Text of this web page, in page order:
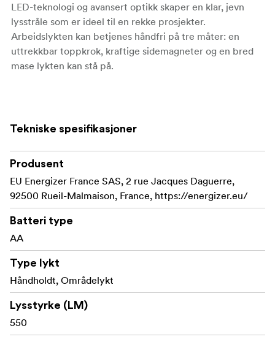
LED-teknologi og avansert optikk skaper en klar, jevn
lysstråle som er ideel til en rekke prosjekter.
Arbeidslykten kan betjenes håndfri på tre måter: en
uttrekkbar toppkrok, kraftige sidemagneter og en bred
mase lykten kan stå på.
støtdemping
Dual-modus trykknappbryter (høy/lav)
Kraftig LED-lumen output
Lang lystid
Bredt lysområde
Nyeste LED-teknologi
Fungerer med 4 AA batterier
Tekniske spesifikasjoner
Produsent
EU Energizer France SAS, 2 rue Jacques Daguerre,
92500 Rueil-Malmaison, France, https://energizer.eu/
Batteri type
AA
Type lykt
Håndholdt, Områdelykt
Lysstyrke (LM)
550